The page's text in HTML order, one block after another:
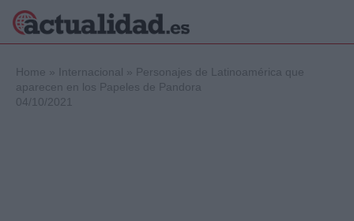
Home » Internacional » Personajes de Latinoamérica que
aparecen en los Papeles de Pandora
04/10/2021